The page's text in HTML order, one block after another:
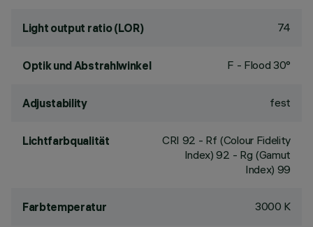
Light output ratio (LOR) 74
Optik und Abstrahlwinkel F - Flood 30°
Adjustability fest
Lichtfarbqualität CRI 92 - Rf (Colour Fidelity
Index) 92 - Rg (Gamut
Index) 99
Farbtemperatur 3000 K